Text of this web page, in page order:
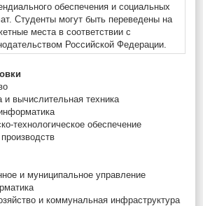
обеспечения и социальных
Студенты могут быть переведены на
места в соответствии с
Российской Федерации.
вычислительная техника
технологическое обеспечение
и муниципальное управление
и коммунальная инфраструктура